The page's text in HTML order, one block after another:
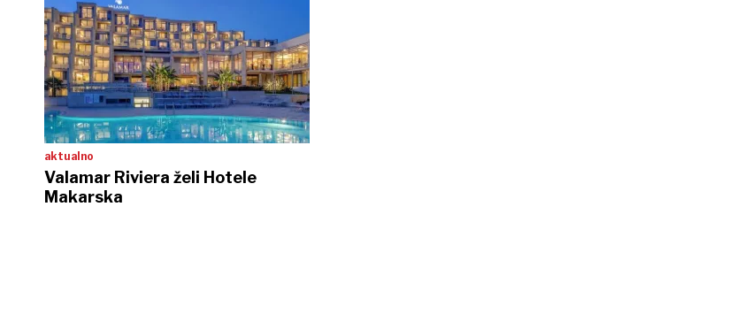
aktualno
Valamar Riviera želi Hotele
Makarska